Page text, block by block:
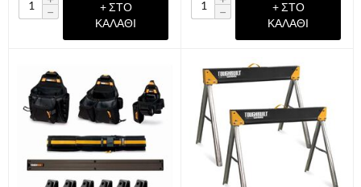
−
+ ΣΤΟ
ΚΑΛΆΘΙ
−
+ ΣΤΟ
ΚΑΛΆΘΙ